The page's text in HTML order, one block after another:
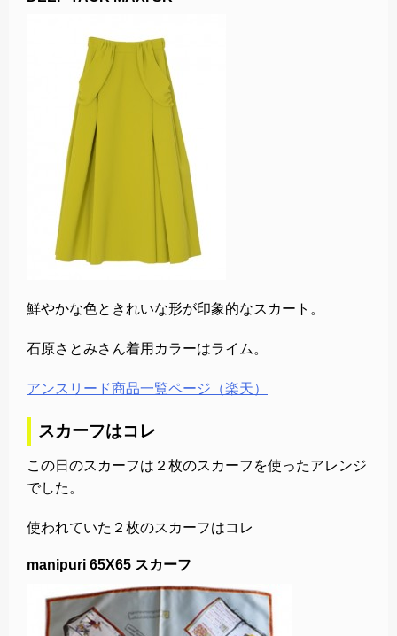
鮮やかな色ときれいな形が印象的なスカート。
石原さとみさん着用カラーはライム。
アンスリード商品一覧ページ（楽天）
スカーフはコレ
この日のスカーフは２枚のスカーフを使ったアレンジ
でした。
使われていた２枚のスカーフはコレ
manipuri 65X65 スカーフ